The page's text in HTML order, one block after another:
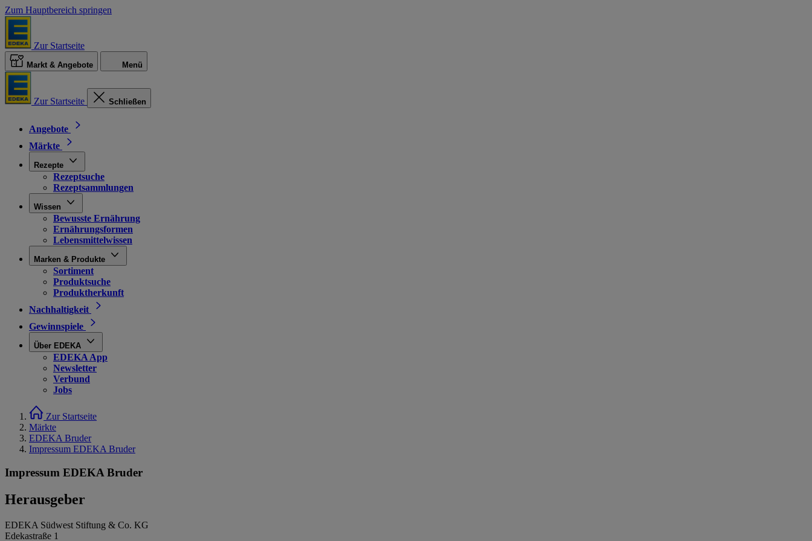
Zum Hauptbereich springen
Zur Startseite
Markt & Angebote Menü
Zur Startseite Schließen
Angebote
Märkte
Rezepte
Rezeptsuche
Rezeptsammlungen
Wissen
Bewusste Ernährung
Ernährungsformen
Lebensmittelwissen
Marken & Produkte
Sortiment
Produktsuche
Produktherkunft
Nachhaltigkeit
Gewinnspiele
Über EDEKA
EDEKA App
Newsletter
Verbund
Jobs
Zur Startseite
Märkte
EDEKA Bruder
Impressum EDEKA Bruder
Impressum EDEKA Bruder
Herausgeber
EDEKA Südwest Stiftung & Co. KG
Edekastraße 1